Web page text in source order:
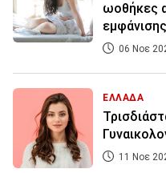
ωοθήκες
06 Νοε
ΕΛΛΑΔΑ
11 Νοε